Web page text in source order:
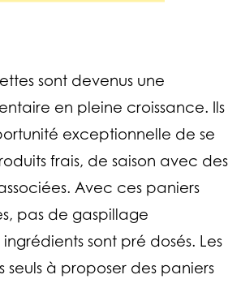
sont devenus une
en pleine croissance. Ils
exceptionnelle de se
frais, de saison avec des
Avec ces paniers
pas de gaspillage
sont pré dosés. Les
seuls à proposer des paniers